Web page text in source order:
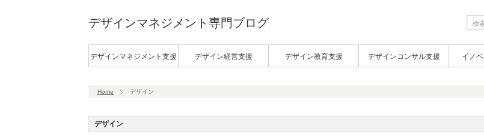
デザインマネジメント専門ブログ
デザインマネジメント支援 デザイン経営支援 デザイン教育支援 デザインコンサル支援 イノ
Home デザイン
デザイン